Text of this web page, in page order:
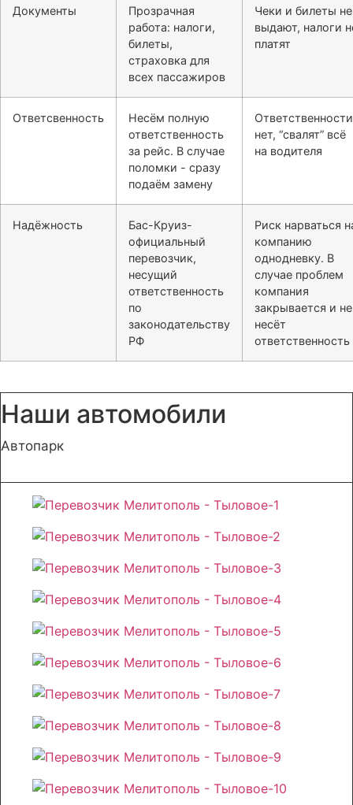
Документы
Прозрачная
работа: налоги,
билеты,
страховка для
всех пассажиров
Чеки и билеты не
выдают, налоги
платят
Ответсвенность
Несём полную
ответственность
за рейс. В случае
поломки - сразу
подаём замену
Ответственности
нет, “свалят” всё
на водителя
Надёжность
Бас-Круиз-
официальный
перевозчик,
несущий
ответственность
по
законодательству
РФ
Риск нарваться
компанию
однодневку. В
случае проблем
компания
закрывается и не
несёт
ответственность
Наши автомобили
Автопарк